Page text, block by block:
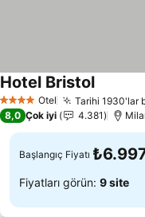
4 Yıldız Otel Tarihi 1930'lar
Hotel Bristol
8,0 Çok iyi 4.381
Başlangıç Fiyatı
Fiyatları görün: 9 site